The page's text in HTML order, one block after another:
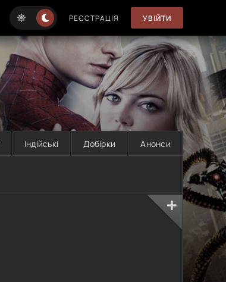
РЕЄСТРАЦІЯ УВІЙТИ
Індійські Добірки Анонси